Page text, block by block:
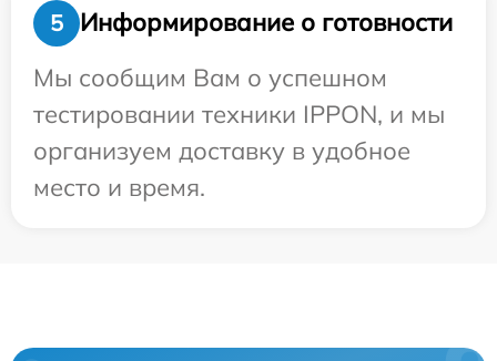
5
Информирование о готовности
Мы сообщим Вам о успешном
тестировании техники IPPON, и мы
организуем доставку в удобное
место и время.